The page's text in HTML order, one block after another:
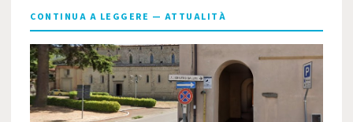
CONTINUA A LEGGERE — ATTUALITÀ